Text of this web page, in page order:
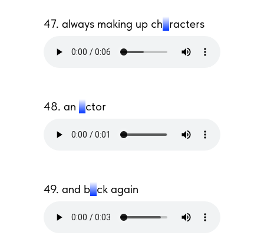
47. always making up characters
48. an actor
49. and back again